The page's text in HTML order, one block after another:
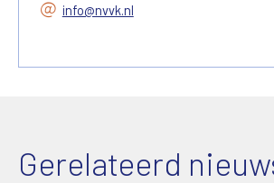
info@nvvk.nl
Gerelateerd